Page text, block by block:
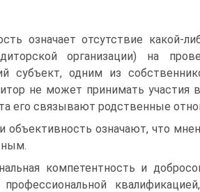
означает отсутствие какой-
организации) на
субъект, одним из
не может принимать
его связывают родственные
объективность означают, что
компетентность и
профессиональной